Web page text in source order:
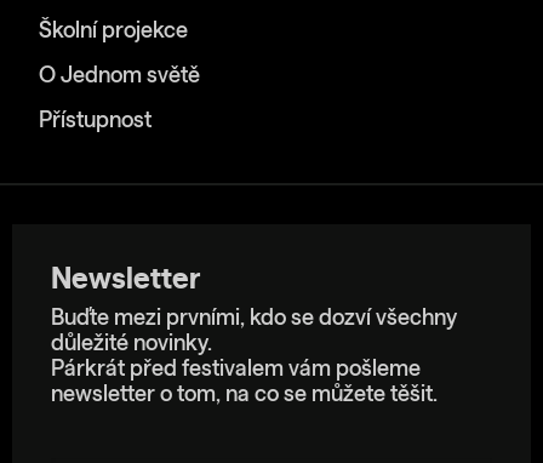
Školní projekce
O Jednom světě
Přístupnost
Newsletter
Buďte mezi prvními, kdo se dozví všechny
důležité novinky.
Párkrát před festivalem vám pošleme
newsletter o tom, na co se můžete těšit.